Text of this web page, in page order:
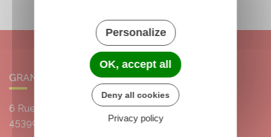
GRANGERMONT
6 Rue de l'École
45390
Personalize
OK, accept all
Deny all cookies
Privacy policy